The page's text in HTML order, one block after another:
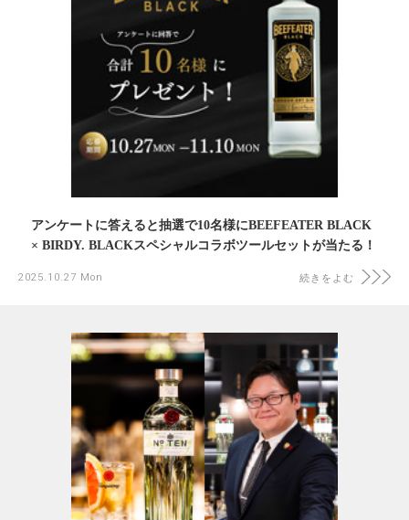
アンケートに答えると抽選で10名様にBEEFEATER BLACK
× BIRDY. BLACKスペシャルコラボツールセットが当たる！
2025.10.27 Mon 続きをよむ